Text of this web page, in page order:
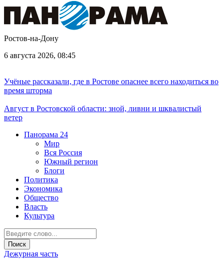
Ростов-на-Дону
6 августа 2026, 08:45
Учёные рассказали, где в Ростове опаснее всего находиться во
время шторма
Август в Ростовской области: зной, ливни и шквалистый
ветер
Панорама 24
Мир
Вся Россия
Южный регион
Блоги
Политика
Экономика
Общество
Власть
Культура
Дежурная часть